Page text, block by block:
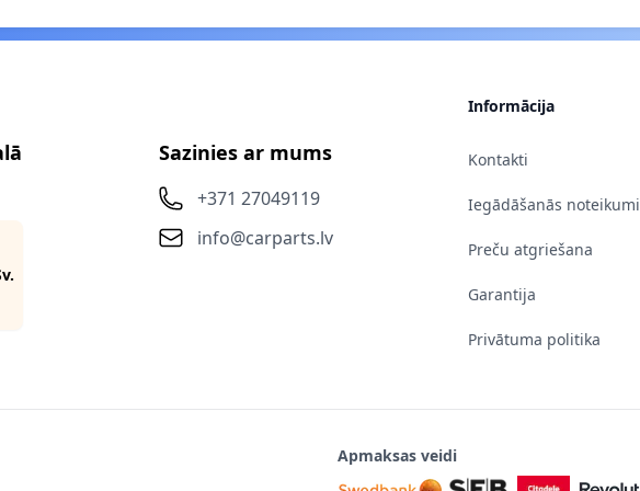
Sazinies ar mums
+371 27049119
info@carparts.lv
Informācija
Kontakti
Iegādāšanās noteikumi
Preču atgriešana
Garantija
Privātuma politika
Apmaksas veidi